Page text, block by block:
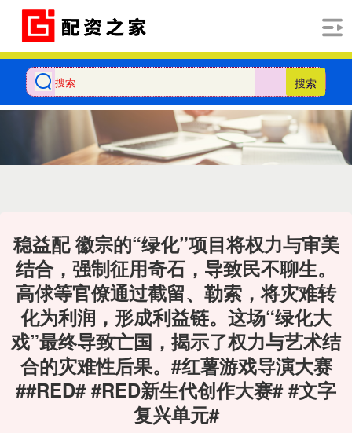
搜索
稳益配 徽宗的“绿化”项目将权力与审美
结合，强制征用奇石，导致民不聊生。
高俅等官僚通过截留、勒索，将灾难转
化为利润，形成利益链。这场“绿化大
戏”最终导致亡国，揭示了权力与艺术结
合的灾难性后果。#红薯游戏导演大赛
##RED# #RED新生代创作大赛# #文字
复兴单元#